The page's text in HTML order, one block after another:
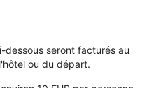
dessous seront facturés au
ou du départ.